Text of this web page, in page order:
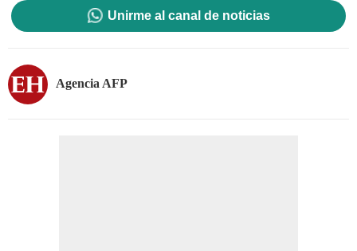
Unirme al canal de noticias
Agencia AFP